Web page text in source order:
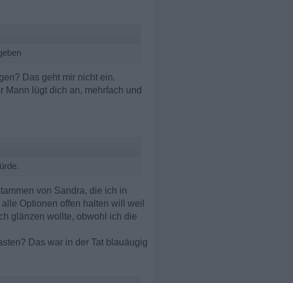
Das geht mir nicht ein.
lügt dich an, mehrfach und
von Sandra, die ich in
Optionen offen halten will weil
glänzen wollte, obwohl ich die
Das war in der Tat blauäugig